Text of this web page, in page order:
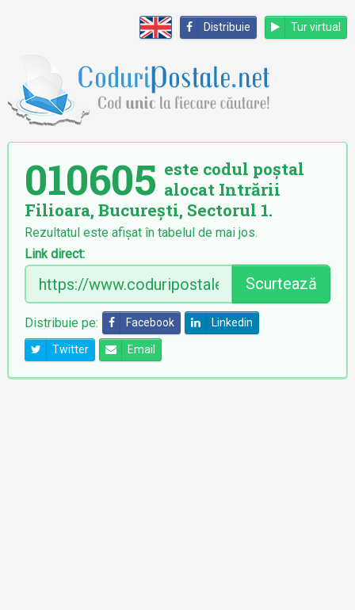
Distribuie Tur virtual
010605 este codul poștal
alocat Intrării
Filioara, București, Sectorul 1.
Rezultatul este afișat în tabelul de mai jos.
Link direct:
Scurtează
Distribuie pe: Facebook Linkedin
Twitter Email